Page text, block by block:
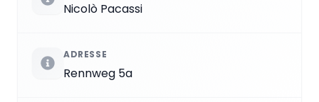
Nicolò Pacassi
ADRESSE
Rennweg 5a